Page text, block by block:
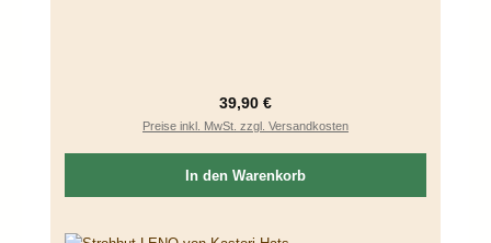
Regulärer Preis:
39,90 €
Preise inkl. MwSt. zzgl. Versandkosten
In den Warenkorb